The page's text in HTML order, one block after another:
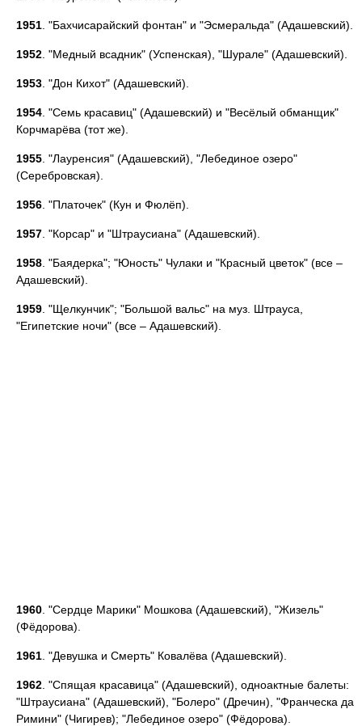
1951 . "Бахчисарайский фонтан" и "Эсмеральда" (Адашевский).
1952 . "Медный всадник" (Успенская), "Шурале" (Адашевский).
1953 . "Дон Кихот" (Адашевский).
1954 . "Семь красавиц" (Адашевский) и "Весёлый обманщик"
Корчмарёва (тот же).
1955 . "Лауренсия" (Адашевский), "Лебединое озеро"
(Серебровская).
1956 . "Платочек" (Кун и Фюлёп).
1957 . "Корсар" и "Штраусиана" (Адашевский).
1958 . "Баядерка"; "Юность" Чулаки и "Красный цветок" (все –
Адашевский).
1959 . "Щелкунчик"; "Большой вальс" на муз. Штрауса,
"Египетские ночи" (все – Адашевский).
1960 . "Сердце Марики" Мошкова (Адашевский), "Жизель"
(Фёдорова).
1961 . "Девушка и Смерть" Ковалёва (Адашевский).
1962 . "Спящая красавица" (Адашевский), одноактные балеты:
"Штраусиана" (Адашевский), "Болеро" (Дречин), "Франческа да
Римини" (Чигирев); "Лебединое озеро" (Фёдорова).